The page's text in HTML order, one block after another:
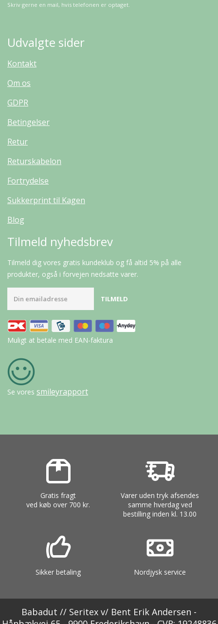
Skriv gerne en mail, hvis telefonen er optaget.
Udvalgte sider
Kontakt
Om os
GDPR
Betingelser
Retur
Returskabelon
Fortrydelse
Sukkerprint til Kagen
Blog
Tilmeld nyhedsbrev
Tilmeld dig vores gratis kundeklub og få altid 5% på alle
produkter, også i forvejen nedsatte varer.
Muligt at betale med EAN-faktura
Se vores smileyrapport
Gratis fragt
ved køb over 700 kr.
Varer uden tryk afsendes
samme hverdag ved
bestilling inden kl. 13.00
Sikker betaling Nordjysk service
Babadut // Seritex v/ Bent Erik Andersen -